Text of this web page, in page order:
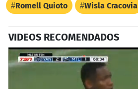
Romell Quioto Wisla Cracovia
VIDEOS RECOMENDADOS